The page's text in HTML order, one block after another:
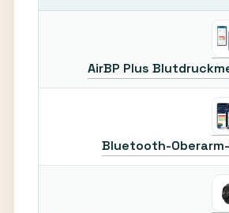
AirBP Plus
Bluetooth-